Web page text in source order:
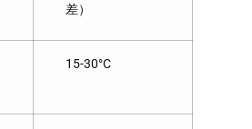
差）
15-30°C